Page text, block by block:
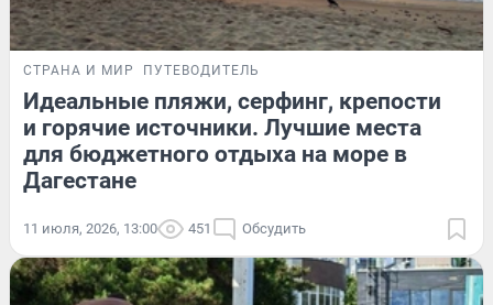
СТРАНА И МИР ПУТЕВОДИТЕЛЬ
Идеальные пляжи, серфинг, крепости
и горячие источники. Лучшие места
для бюджетного отдыха на море в
Дагестане
11 июля, 2026, 13:00 451 Обсудить